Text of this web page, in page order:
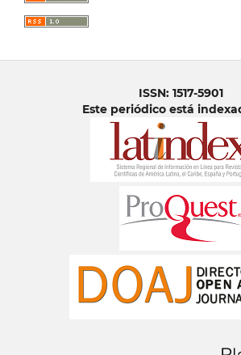
ISSN: 1517-5901
Este periódico está